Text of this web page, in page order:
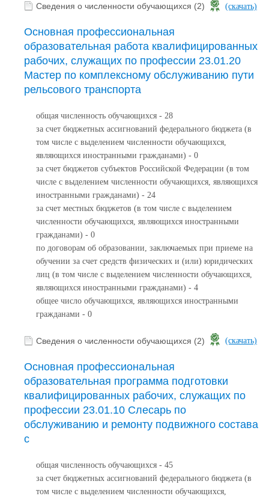
Сведения о численности обучающихся (2) (скачать)
Основная профессиональная
образовательная работа квалифицированных
рабочих, служащих по профессии 23.01.20
Мастер по комплексному обслуживанию пути
рельсового транспорта
общая численность обучающихся - 28
за счет бюджетных ассигнований федерального бюджета (в
том числе с выделением численности обучающихся,
являющихся иностранными гражданами) - 0
за счет бюджетов субъектов Российской Федерации (в том
числе с выделением численности обучающихся, являющихся
иностранными гражданами) - 24
за счет местных бюджетов (в том числе с выделением
численности обучающихся, являющихся иностранными
гражданами) - 0
по договорам об образовании, заключаемых при приеме на
обучении за счет средств физических и (или) юридических
лиц (в том числе с выделением численности обучающихся,
являющихся иностранными гражданами) - 4
общее число обучающихся, являющихся иностранными
гражданами - 0
Сведения о численности обучающихся (2) (скачать)
Основная профессиональная
образовательная программа подготовки
квалифицированных рабочих, служащих по
профессии 23.01.10 Слесарь по
обслуживанию и ремонту подвижного состава
с
общая численность обучающихся - 45
за счет бюджетных ассигнований федерального бюджета (в
том числе с выделением численности обучающихся,